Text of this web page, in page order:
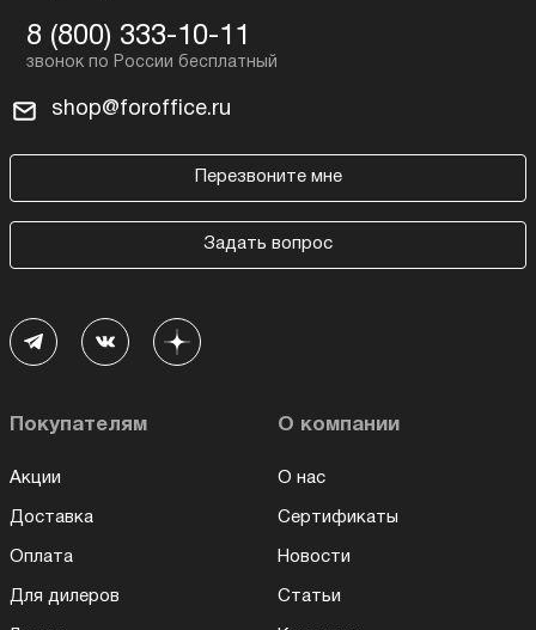
8 (800) 333-10-11
shop@foroffice.ru
Перезвоните мне
Задать вопрос
Покупателям
Акции
Доставка
Оплата
Для дилеров
О компании
О нас
Сертификаты
Новости
Статьи